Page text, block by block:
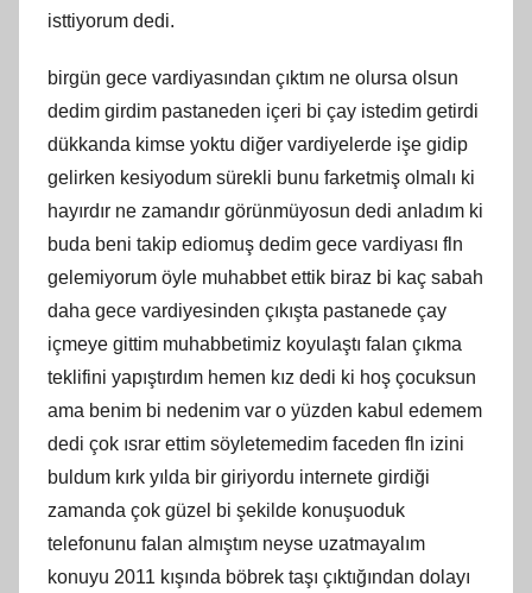
isttiyorum dedi.
birgün gece vardiyasından çıktım ne olursa olsun
dedim girdim pastaneden içeri bi çay istedim getirdi
dükkanda kimse yoktu diğer vardiyelerde işe gidip
gelirken kesiyodum sürekli bunu farketmiş olmalı ki
hayırdır ne zamandır görünmüyosun dedi anladım ki
buda beni takip ediomuş dedim gece vardiyası fln
gelemiyorum öyle muhabbet ettik biraz bi kaç sabah
daha gece vardiyesinden çıkışta pastanede çay
içmeye gittim muhabbetimiz koyulaştı falan çıkma
teklifini yapıştırdım hemen kız dedi ki hoş çocuksun
ama benim bi nedenim var o yüzden kabul edemem
dedi çok ısrar ettim söyletemedim faceden fln izini
buldum kırk yılda bir giriyordu internete girdiği
zamanda çok güzel bi şekilde konuşuoduk
telefonunu falan almıştım neyse uzatmayalım
konuyu 2011 kışında böbrek taşı çıktığından dolayı